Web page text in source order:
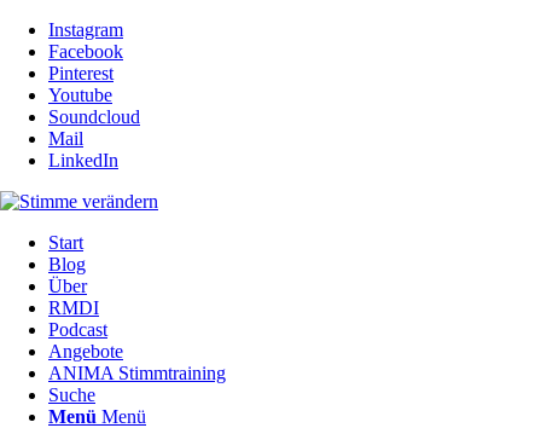
Instagram
Facebook
Pinterest
Youtube
Soundcloud
Mail
LinkedIn
Start
Blog
Über
RMDI
Podcast
Angebote
ANIMA Stimmtraining
Suche
Menü Menü